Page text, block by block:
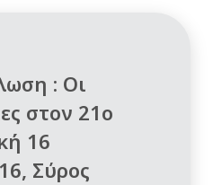
: Οι
στον 21ο
16
Σύρος